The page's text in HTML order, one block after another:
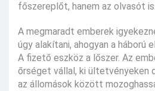
főszereplőt, hanem az olvasót is.
A megmaradt emberek
úgy alakítani, ahogyan a háború
A fizető eszköz a lőszer. Az
őrséget vállal, ki ültetvényeken
az állomások között